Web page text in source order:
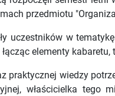
przedmiotu
uczestników w
elementy kabaretu,
praktycznej wiedzy
właścicielka tego